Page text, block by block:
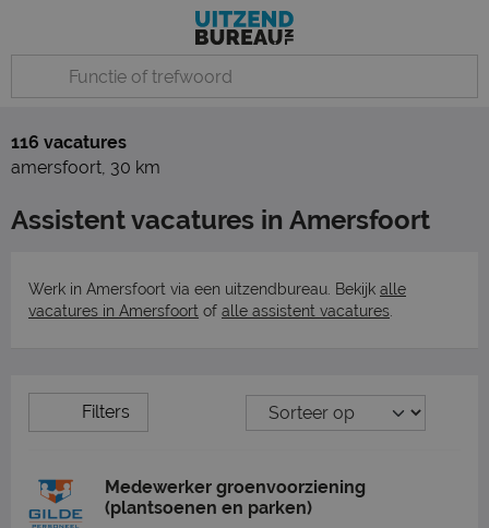
116 vacatures
amersfoort, 30 km
Assistent vacatures in Amersfoort
Werk in Amersfoort via een uitzendbureau. Bekijk alle
vacatures in Amersfoort of alle assistent vacatures
Filters
Medewerker groenvoorziening
(plantsoenen en parken)